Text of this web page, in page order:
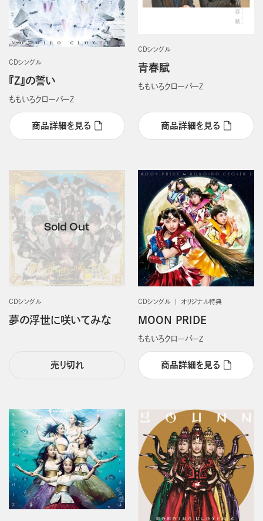
CDシングル
『Z』の誓い
ももいろクローバーＺ
商品詳細を見る
CDシングル
青春賦
ももいろクローバーＺ
商品詳細を見る
CDシングル
夢の浮世に咲いてみな
売り切れ
CDシングル オリジナル特典
MOON PRIDE
ももいろクローバーＺ
商品詳細を見る